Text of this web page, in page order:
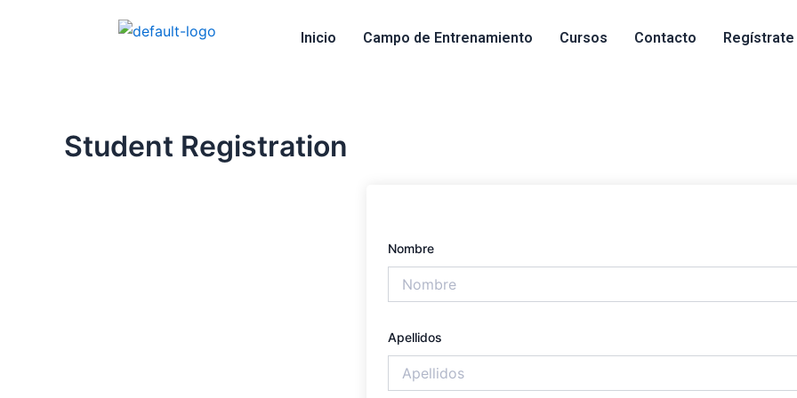
Inicio Campo de Entrenamiento Cursos Contacto Regístrate
Student Registration
Nombre
Apellidos